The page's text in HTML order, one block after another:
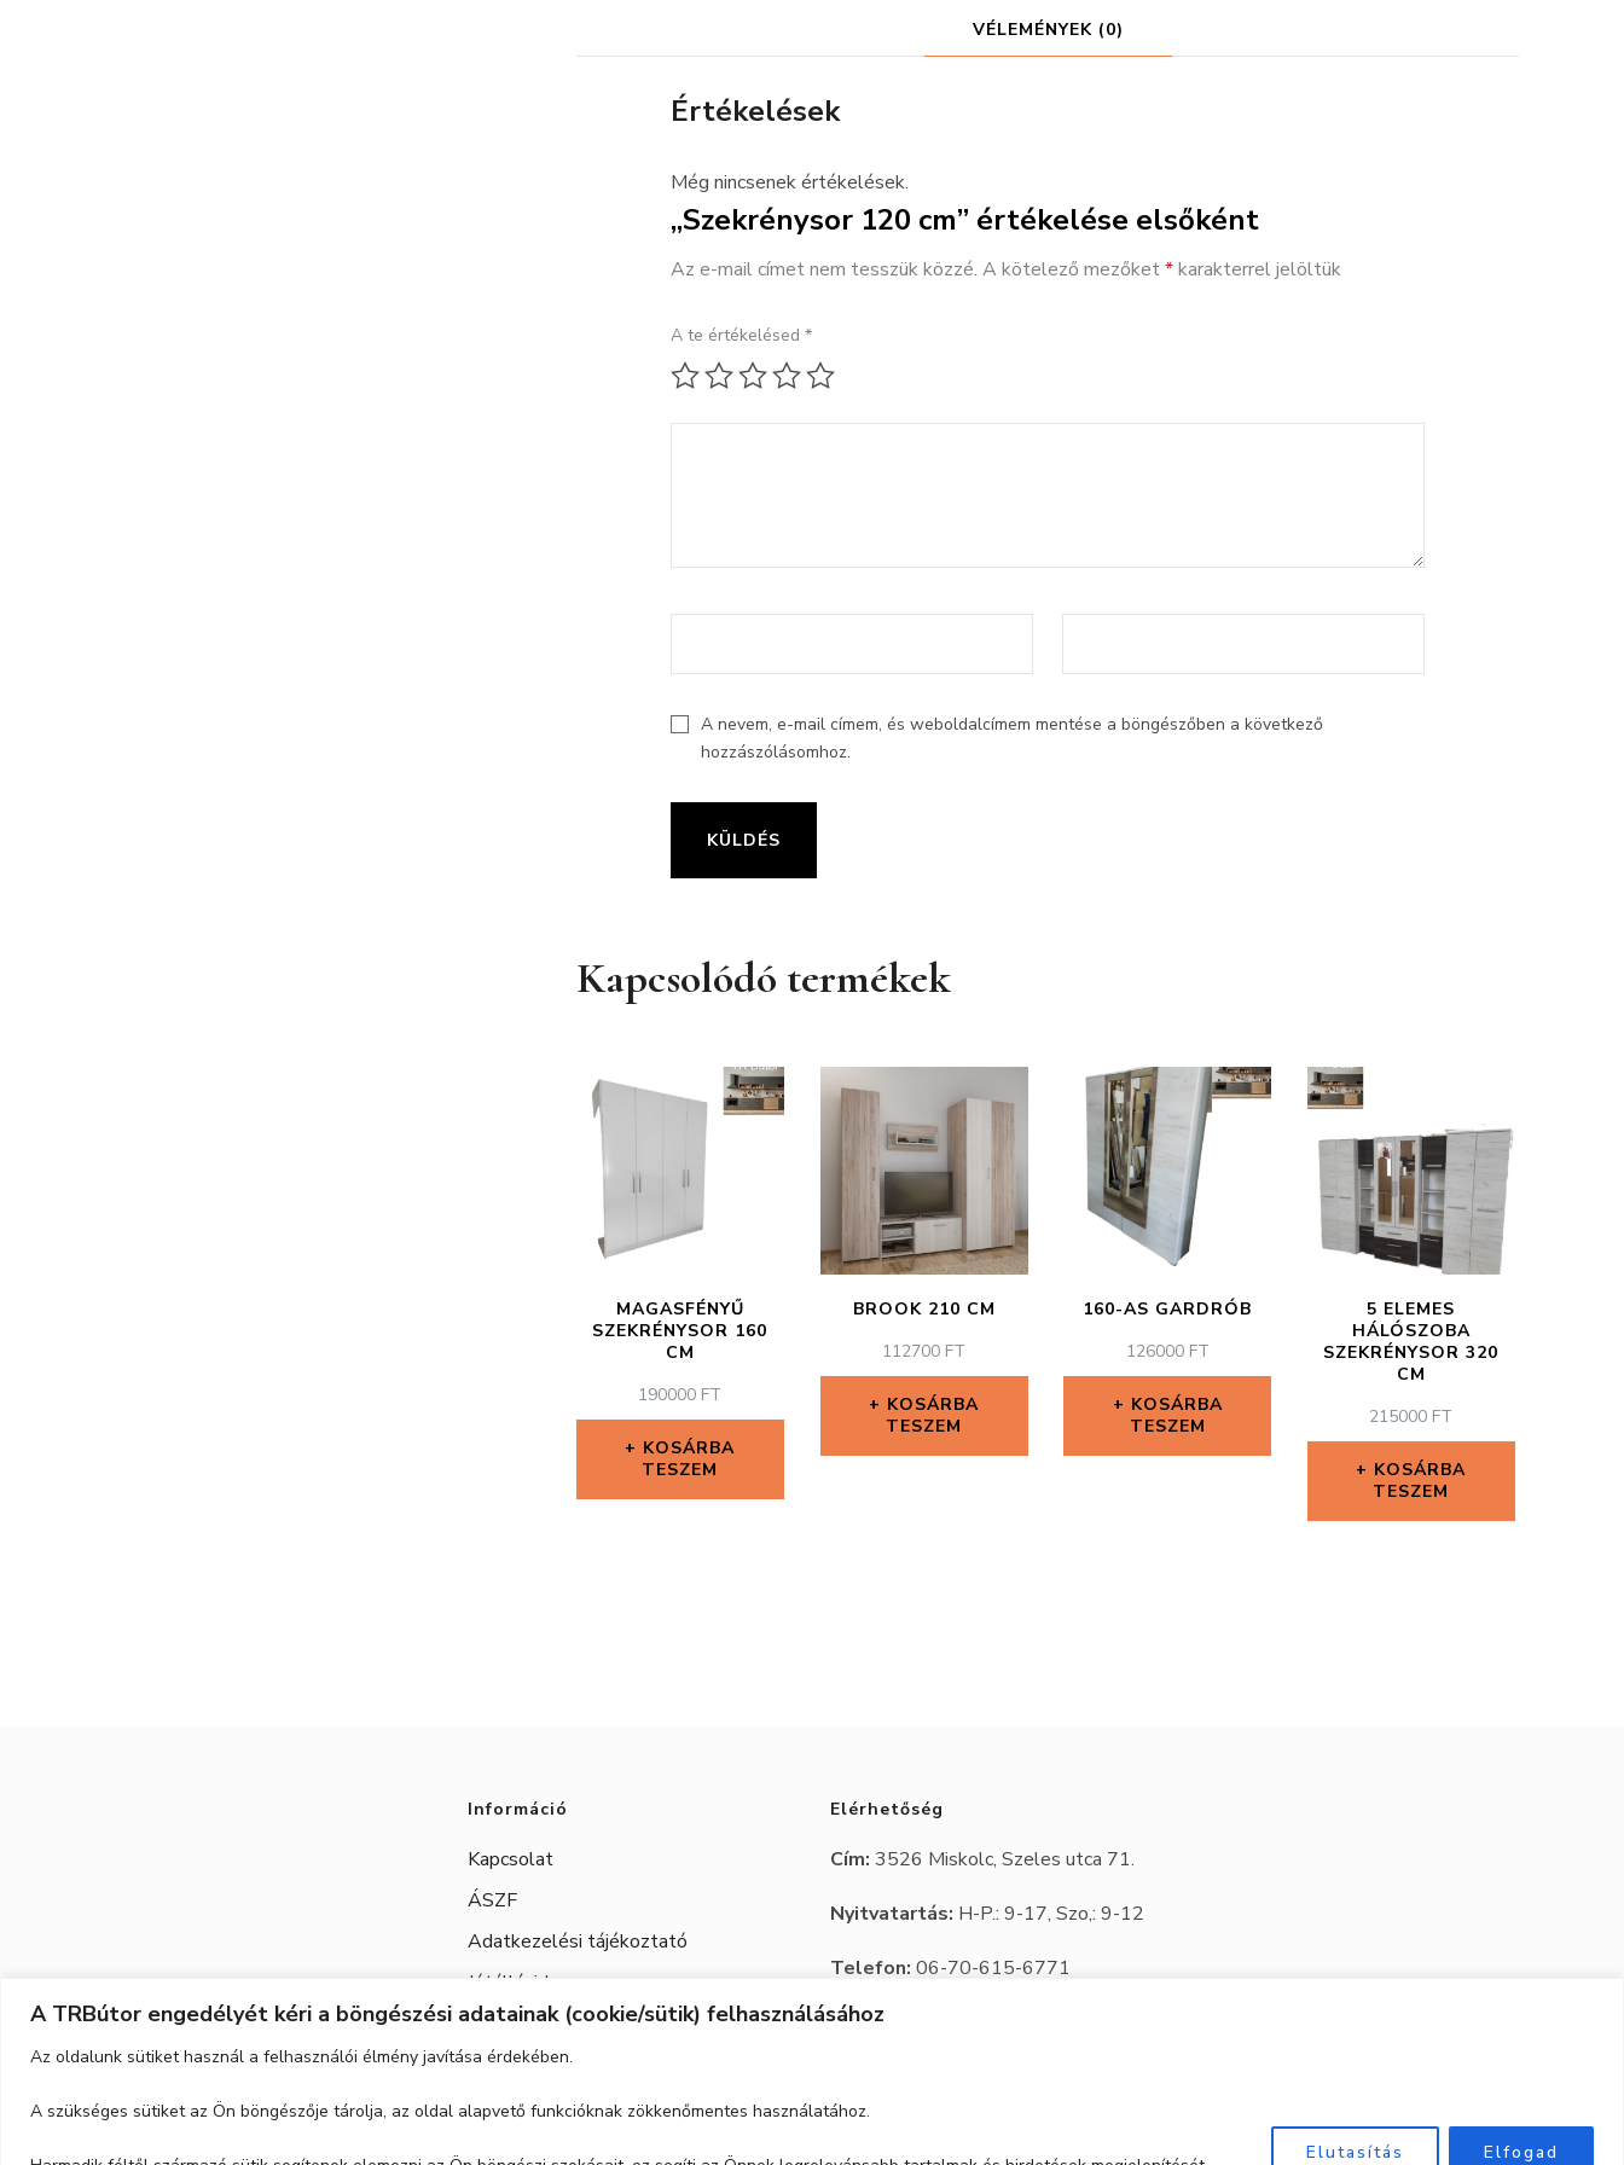
A TRBútor engedélyét kéri a böngészési adatainak (cookie/sütik) felhasználásához
Az oldalunk sütiket használ a felhasználói élmény javítása érdekében.
A szükséges sütiket az Ön böngészője tárolja, az oldal alapvető funkcióknak zökkenőmentes használatához.
Elutasítás Elfogad
VÉLEMÉNYEK (0)
Értékelések
Még nincsenek értékelések.
„Szekrénysor 120 cm” értékelése elsőként
Az e-mail címet nem tesszük közzé. A kötelező mezőket*karakterrel jelöltük
A te értékelésed *
1 / 5 csillag
2 / 5 csillag
3 / 5 csillag
4 / 5 csillag
A nevem, e-mail címem, és weboldalcímem mentése a böngészőben a következő
hozzászólásomhoz.
Kapcsolódó termékek
MAGASFÉNYŰ
SZEKRÉNYSOR 160
CM
190000 FT
KOSÁRBA
TESZEM
BROOK 210 CM
112700 FT
KOSÁRBA
TESZEM
160-AS GARDRÓB
126000 FT
KOSÁRBA
TESZEM
5 ELEMES
HÁLÓSZOBA
SZEKRÉNYSOR 320
CM
215000 FT
KOSÁRBA
TESZEM
Információ
Kapcsolat
ÁSZF
Adatkezelési tájékoztató
Jótállási Jegy
Elérhetőség
Cím:3526 Miskolc, Szeles utca 71.
Nyitvatartás: H-P.: 9-17, Szo,: 9-12
Telefon:06-70-615-6771
06-20-347-7788